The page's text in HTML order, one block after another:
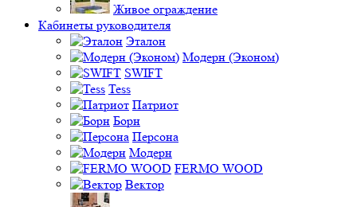
Живое ограждение
Кабинеты руководителя
Эталон
Модерн (Эконом)
SWIFT
Tess
Патриот
Борн
Персона
Модерн
FERMO WOOD
Вектор